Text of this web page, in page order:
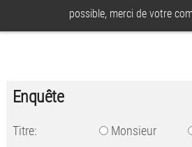
possible, merci de votre
Enquête
Titre: Monsieur